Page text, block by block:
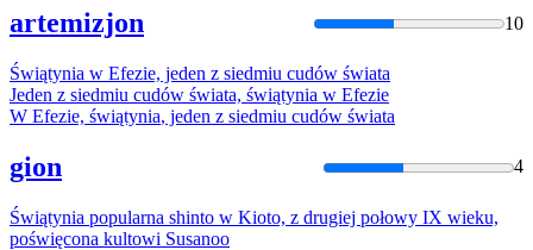
artemizjon 10
Świątynia w Efezie, jeden z siedmiu cudów świata
Jeden z siedmiu cudów świata, świątynia w Efezie
W Efezie, świątynia, jeden z siedmiu cudów świata
gion 4
Świątynia popularna shinto w Kioto, z drugiej połowy IX wieku,
poświęcona kultowi Susanoo